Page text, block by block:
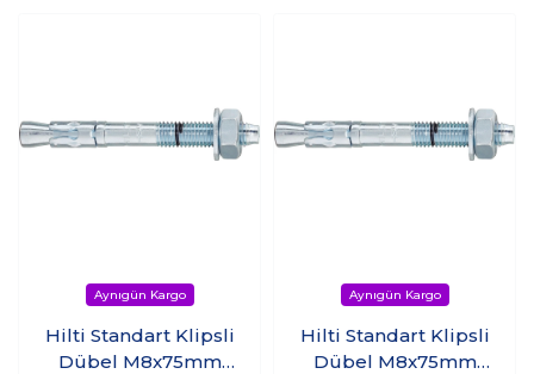
Hilti Standart Klipsli
Dübel M8x75mm
Hilti Standart Klipsli
Dübel M8x75mm